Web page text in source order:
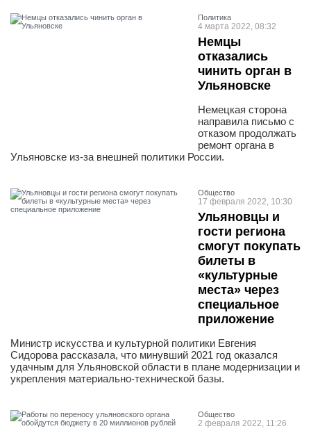
Политика
4 марта 2022, 08:32
Немцы
отказались
чинить орган в
Ульяновске
Немецкая сторона
направила письмо с
отказом продолжать
ремонт органа в
Ульяновске из-за внешней политики России.
Общество
17 февраля 2022, 10:30
Ульяновцы и
гости региона
смогут покупать
билеты в
«культурные
места» через
специальное
приложение
Министр искусства и культурной политики Евгения
Сидорова рассказала, что минувший 2021 год оказался
удачным для Ульяновской области в плане модернизации и
укрепления материально-технической базы.
Общество
2 февраля 2022, 11:26